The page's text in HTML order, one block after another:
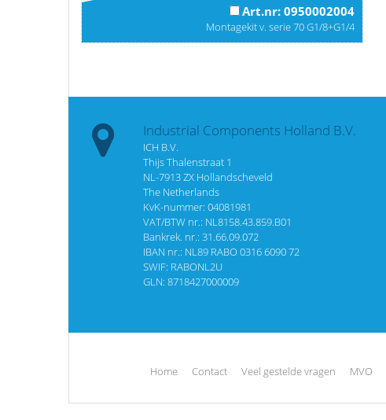
Art.nr: 0950002004
Montagekit v. serie 70 G1/8+G1/4
Industrial Components Holland B.V.
ICH B.V.
Thijs Thalenstraat 1
NL-7913 ZX Hollandscheveld
The Netherlands
KvK-nummer: 04081981
VAT/BTW nr.: NL8158.43.859.B01
Bankrek. nr.: 31.66.09.072
IBAN nr.: NL89 RABO 0316 6090 72
SWIF: RABONL2U
GLN: 8718427000009
Home Contact Veel gestelde vragen MVO